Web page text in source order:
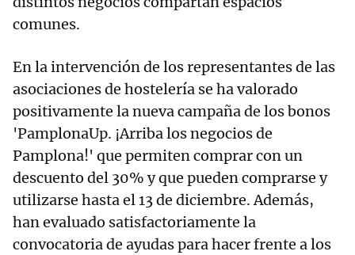
comunes.
En la intervención de los representantes de las
asociaciones de hostelería se ha valorado
positivamente la nueva campaña de los bonos
'PamplonaUp. ¡Arriba los negocios de
Pamplona!' que permiten comprar con un
descuento del 30% y que pueden comprarse y
utilizarse hasta el 13 de diciembre. Además,
han evaluado satisfactoriamente la
convocatoria de ayudas para hacer frente a los